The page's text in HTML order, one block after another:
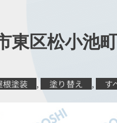
松小池町
根塗装 , 塗り替え , す